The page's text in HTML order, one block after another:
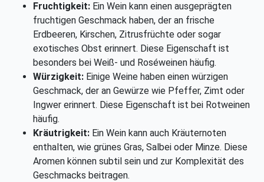
Fruchtigkeit: Ein Wein kann einen ausgeprägten
fruchtigen Geschmack haben, der an frische
Erdbeeren, Kirschen, Zitrusfrüchte oder sogar
exotisches Obst erinnert. Diese Eigenschaft ist
besonders bei Weiß- und Roséweinen häufig.
Würzigkeit: Einige Weine haben einen würzigen
Geschmack, der an Gewürze wie Pfeffer, Zimt oder
Ingwer erinnert. Diese Eigenschaft ist bei Rotweinen
häufig.
Kräutrigkeit: Ein Wein kann auch Kräuternoten
enthalten, wie grünes Gras, Salbei oder Minze. Diese
Aromen können subtil sein und zur Komplexität des
Geschmacks beitragen.